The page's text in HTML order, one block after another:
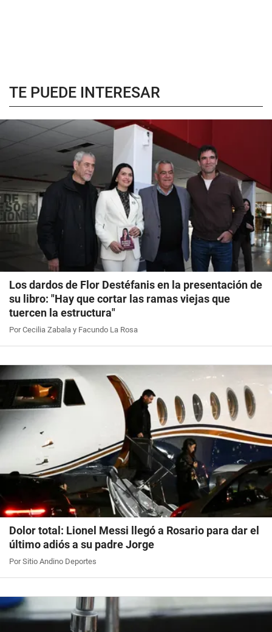
TE PUEDE INTERESAR
Los dardos de Flor Destéfanis en la presentación de
su libro: "Hay que cortar las ramas viejas que
tuercen la estructura"
Por Cecilia Zabala y Facundo La Rosa
Dolor total: Lionel Messi llegó a Rosario para dar el
último adiós a su padre Jorge
Por Sitio Andino Deportes